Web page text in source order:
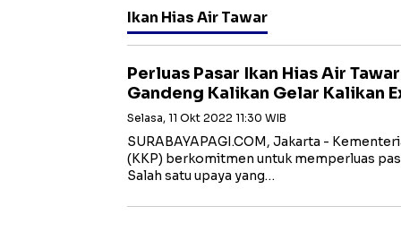
Ikan Hias Air Tawar
Perluas Pasar Ikan Hias Air
Gandeng Kalikan Gelar Kalikan
Selasa, 11 Okt 2022 11:30 WIB
SURABAYAPAGI.COM, Jakarta -
(KKP) berkomitmen untuk memperluas
Salah satu upaya yang…